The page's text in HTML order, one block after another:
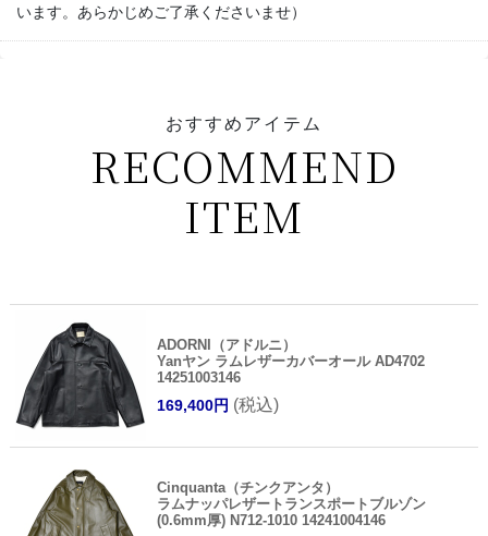
います。あらかじめご了承くださいませ）
おすすめアイテム
RECOMMEND
ITEM
ADORNI（アドルニ）
Yanヤン ラムレザーカバーオール AD4702
14251003146
169,400円 (税込)
Cinquanta（チンクアンタ）
ラムナッパレザートランスポートブルゾン
(0.6mm厚) N712-1010 14241004146